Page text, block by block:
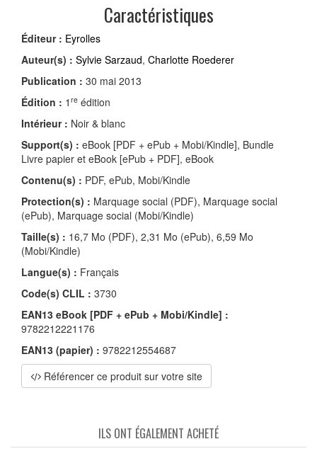
Caractéristiques
Éditeur : Eyrolles
Auteur(s) : Sylvie Sarzaud, Charlotte Roederer
Publication : 30 mai 2013
Édition : 1 re édition
Intérieur : Noir & blanc
Support(s) : eBook [PDF + ePub + Mobi/Kindle], Bundle
Livre papier et eBook [ePub + PDF], eBook
Contenu(s) : PDF, ePub, Mobi/Kindle
Protection(s) : Marquage social (PDF), Marquage social
(ePub), Marquage social (Mobi/Kindle)
Taille(s) : 16,7 Mo (PDF), 2,31 Mo (ePub), 6,59 Mo
(Mobi/Kindle)
Langue(s) : Français
Code(s) CLIL : 3730
EAN13 eBook [PDF + ePub + Mobi/Kindle] :
9782212221176
EAN13 (papier) : 9782212554687
Référencer ce produit sur votre site
ILS ONT ÉGALEMENT ACHETÉ